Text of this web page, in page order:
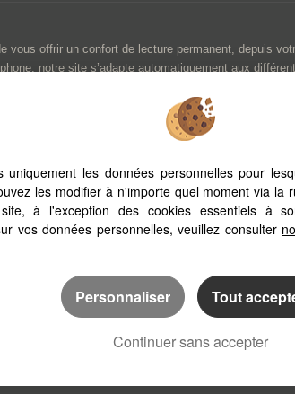
vous offrir un confort de lecture permanent, depuis
notre site s’adapte automatiquement aux
(34540)
Montbazin
Villeveyrac
Montagnac
uniquement les données personnelles pour
les modifier à n'importe quel moment via la
à l'exception des cookies essentiels à
vos données personnelles, veuillez consulter
Personnaliser Tout
Continuer sans accepter